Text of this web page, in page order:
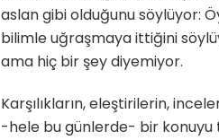
aslan gibi olduğunu söylüyor:
bilimle uğraşmaya ittiğini
ama hiç bir şey diyemiyor.
Karşılıkların, eleştirilerin,
-hele bu günlerde- bir konuyu